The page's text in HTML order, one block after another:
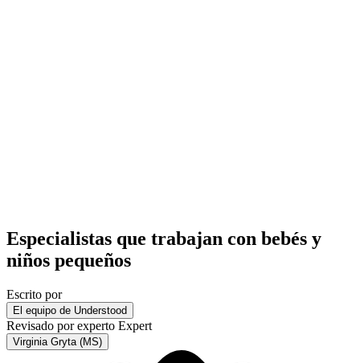
Especialistas que trabajan con bebés y
niños pequeños
Escrito por
El equipo de Understood
Revisado por experto Expert
Virginia Gryta (MS)